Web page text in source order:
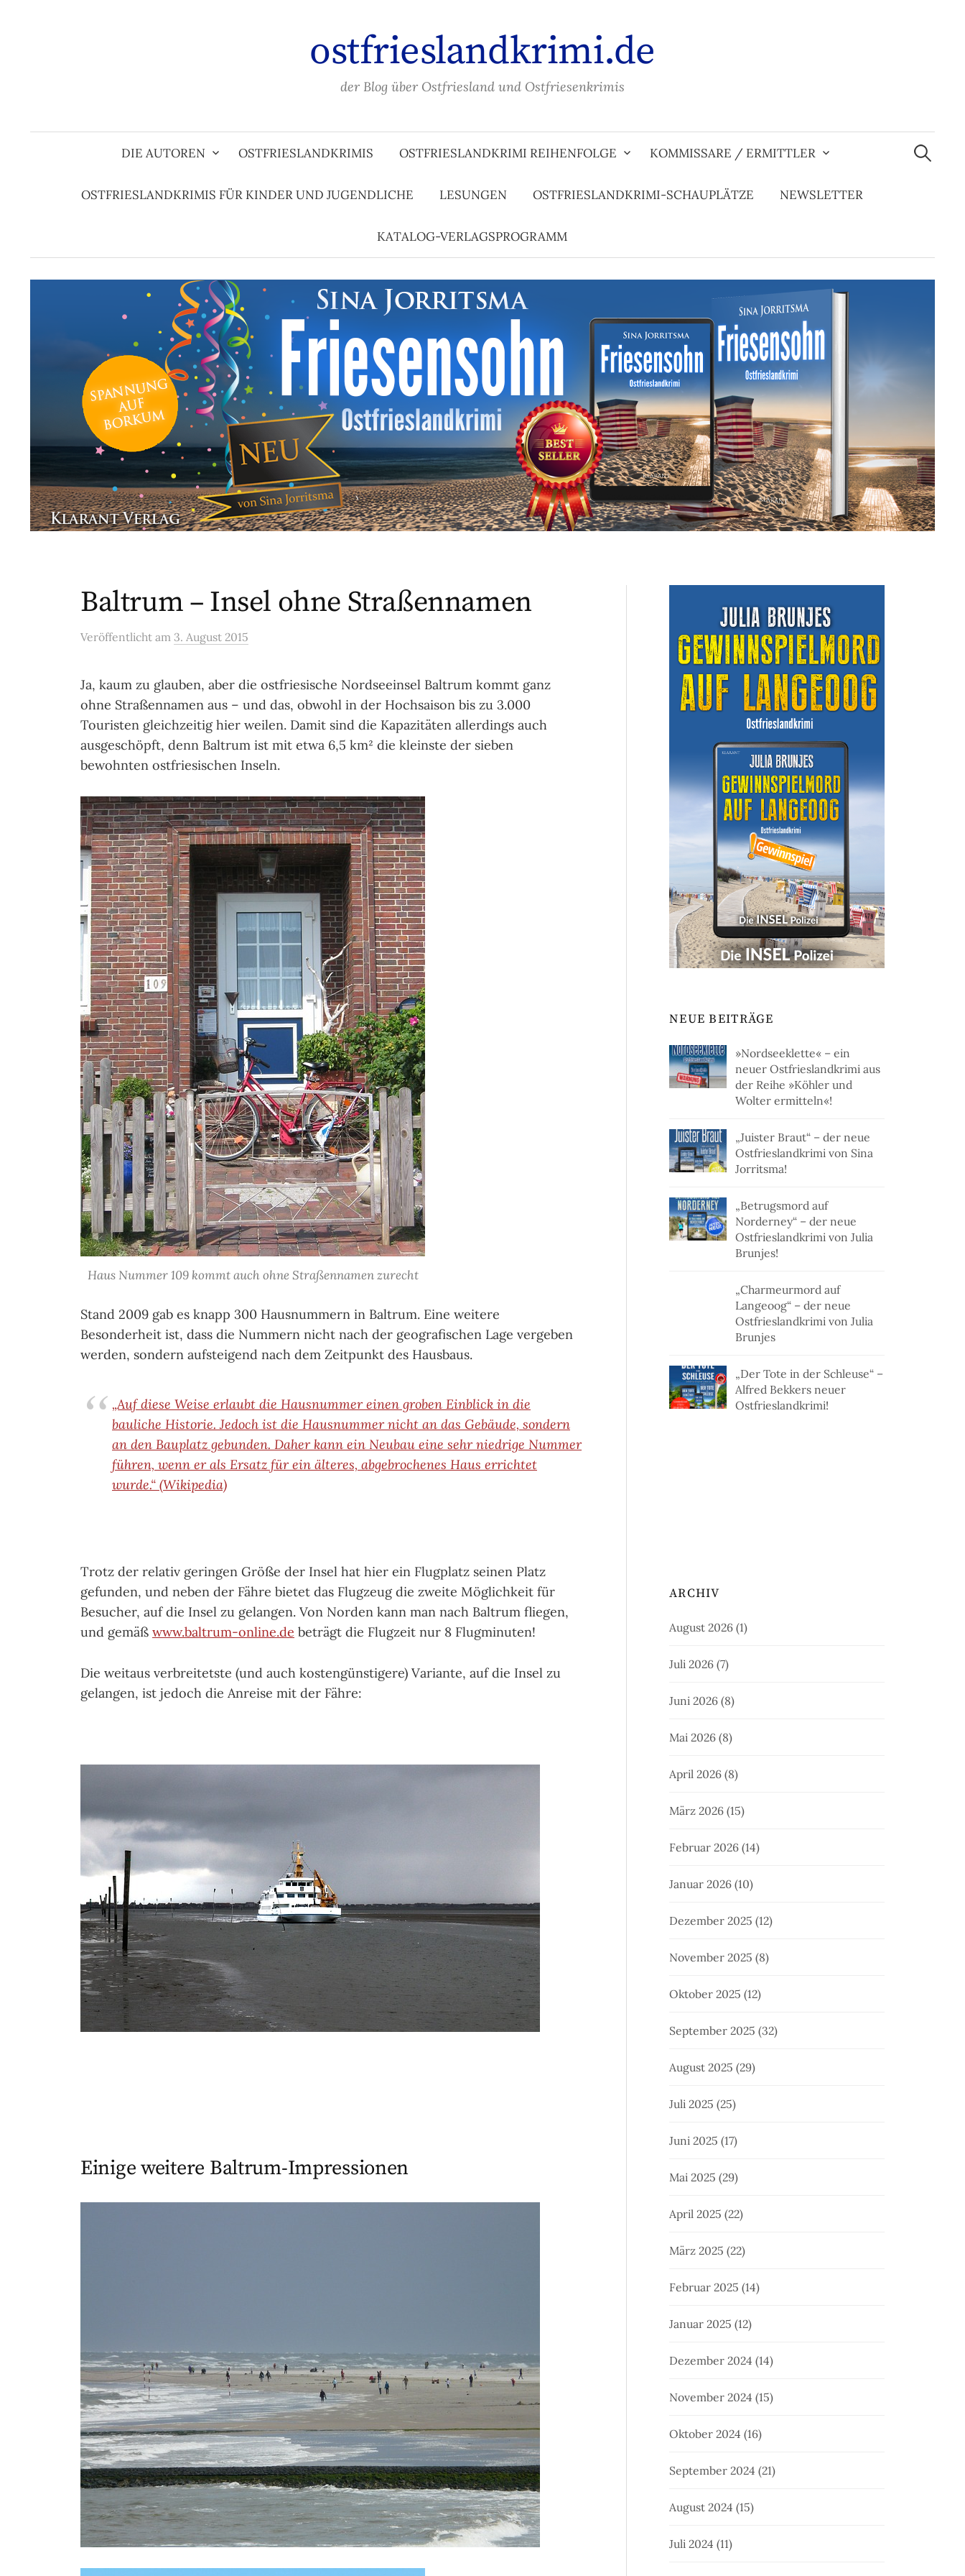
ostfrieslandkrimi.de
der Blog über Ostfriesland und Ostfriesenkrimis
DIE AUTOREN OSTFRIESLANDKRIMIS OSTFRIESLANDKRIMI REIHENFOLGE KOMMISSARE / ERMITTLER
OSTFRIESLANDKRIMIS FÜR KINDER UND JUGENDLICHE LESUNGEN OSTFRIESLANDKRIMI-SCHAUPLÄTZE NEWSLETTER
KATALOG-VERLAGSPROGRAMM
Suchen
nach:
Baltrum – Insel ohne Straßennamen
Veröffentlicht am 3. August 2015
Ja, kaum zu glauben, aber die ostfriesische Nordseeinsel Baltrum kommt ganz
ohne Straßennamen aus – und das, obwohl in der Hochsaison bis zu 3.000
Touristen gleichzeitig hier weilen. Damit sind die Kapazitäten allerdings auch
ausgeschöpft, denn Baltrum ist mit etwa 6,5 km² die kleinste der sieben
bewohnten ostfriesischen Inseln.
Haus Nummer 109 kommt auch ohne Straßennamen zurecht
Stand 2009 gab es knapp 300 Hausnummern in Baltrum. Eine weitere
Besonderheit ist, dass die Nummern nicht nach der geografischen Lage vergeben
werden, sondern aufsteigend nach dem Zeitpunkt des Hausbaus.
„Auf diese Weise erlaubt die Hausnummer einen groben Einblick in die
bauliche Historie. Jedoch ist die Hausnummer nicht an das Gebäude, sondern
an den Bauplatz gebunden. Daher kann ein Neubau eine sehr niedrige Nummer
führen, wenn er als Ersatz für ein älteres, abgebrochenes Haus errichtet
wurde.“ (Wikipedia)
Trotz der relativ geringen Größe der Insel hat hier ein Flugplatz seinen Platz
gefunden, und neben der Fähre bietet das Flugzeug die zweite Möglichkeit für
Besucher, auf die Insel zu gelangen. Von Norden kann man nach Baltrum fliegen,
und gemäß www.baltrum-online.de beträgt die Flugzeit nur 8 Flugminuten!
Die weitaus verbreitetste (und auch kostengünstigere) Variante, auf die Insel zu
gelangen, ist jedoch die Anreise mit der Fähre:
Einige weitere Baltrum-Impressionen
NEUE BEITRÄGE
»Nordseeklette« – ein
neuer Ostfrieslandkrimi aus
der Reihe »Köhler und
Wolter ermitteln«!
„Juister Braut“ – der neue
Ostfrieslandkrimi von Sina
Jorritsma!
„Betrugsmord auf
Norderney“ – der neue
Ostfrieslandkrimi von Julia
Brunjes!
„Charmeurmord auf
Langeoog“ – der neue
Ostfrieslandkrimi von Julia
Brunjes
„Der Tote in der Schleuse“ –
Alfred Bekkers neuer
Ostfrieslandkrimi!
ARCHIV
August 2026 (1)
Juli 2026 (7)
Juni 2026 (8)
Mai 2026 (8)
April 2026 (8)
März 2026 (15)
Februar 2026 (14)
Januar 2026 (10)
Dezember 2025 (12)
November 2025 (8)
Oktober 2025 (12)
September 2025 (32)
August 2025 (29)
Juli 2025 (25)
Juni 2025 (17)
Mai 2025 (29)
April 2025 (22)
März 2025 (22)
Februar 2025 (14)
Januar 2025 (12)
Dezember 2024 (14)
November 2024 (15)
Oktober 2024 (16)
September 2024 (21)
August 2024 (15)
Juli 2024 (11)